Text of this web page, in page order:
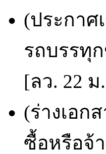
(ประกาศ
รถบรรทุ
[ลว. 22 ม
(ร่างเอก
ซื้อหรือจ้